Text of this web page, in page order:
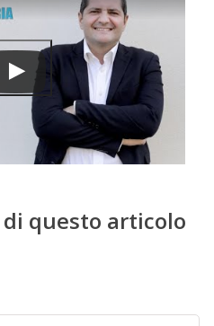
questo articolo